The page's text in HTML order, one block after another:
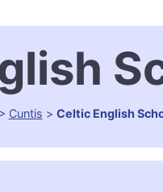
> Cuntis > Celtic English